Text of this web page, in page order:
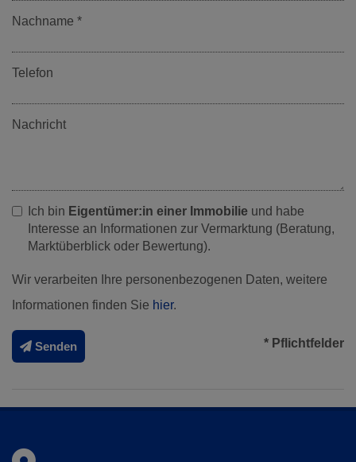
Nachname
Telefon
Nachricht
Ich bin Eigentümer:in einer Immobilie und habe
Interesse an Informationen zur Vermarktung (Beratung,
Marktüberblick oder Bewertung).
Wir verarbeiten Ihre personenbezogenen Daten, weitere
Informationen finden Sie hier.
Senden * Pflichtfelder